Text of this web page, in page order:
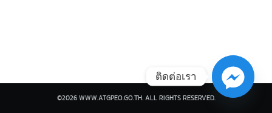
©2026 WWW.ATGPEO.GO.TH. ALL RIGHTS RESERVED.
ติดต่อเรา